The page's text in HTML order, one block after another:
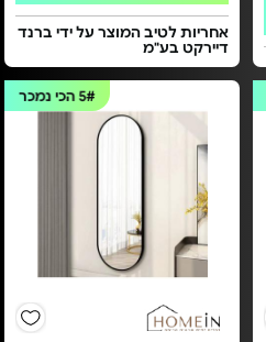
אחריות לטיב המוצר על ידי ברנד
דיירקט בע"מ
5#הכי נמכר